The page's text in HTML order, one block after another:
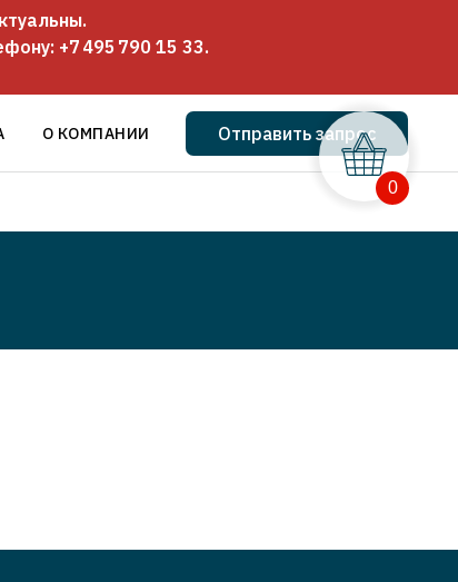
+7 495 790 15 33.
Отправить запрос
О КОМПАНИИ
0